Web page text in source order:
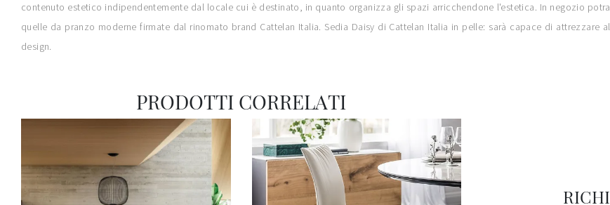
contenuto estetico indipendentemente dal locale cui è destinato, in quanto organizza gli spazi arricchendone l'estetica. In negozio
quelle da pranzo moderne firmate dal rinomato brand Cattelan Italia. Sedia Daisy di Cattelan Italia in pelle: sarà capace di
design.
PRODOTTI CORRELATI